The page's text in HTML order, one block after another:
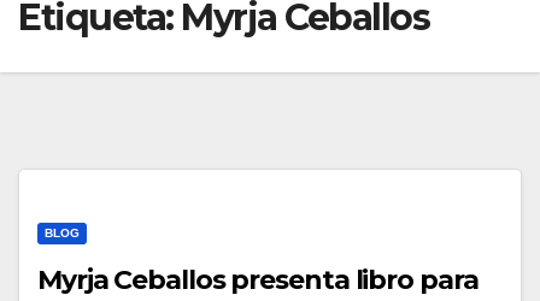
Etiqueta: Myrja Ceballos
BLOG
Myrja Ceballos presenta libro para